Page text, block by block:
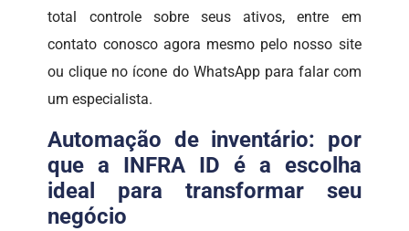
total controle sobre seus ativos, entre em
contato conosco agora mesmo pelo nosso site
ou clique no ícone do WhatsApp para falar com
um especialista.
Automação de inventário: por
que a INFRA ID é a escolha
ideal para transformar seu
negócio